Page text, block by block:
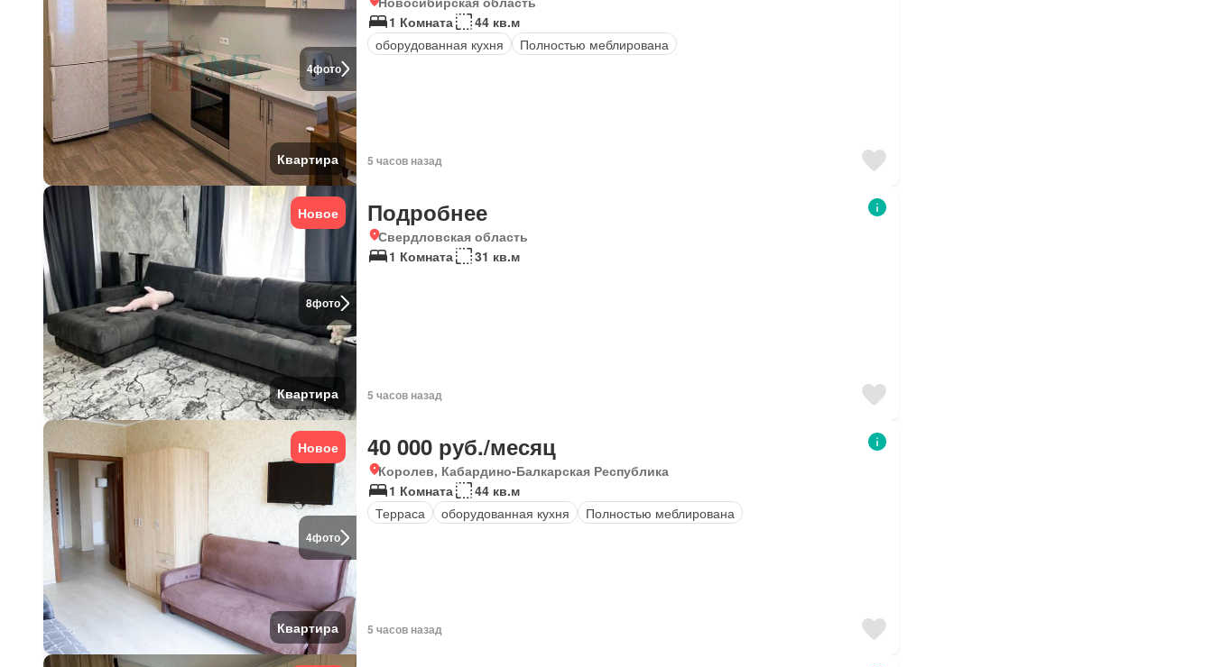
4фото
Квартира
1 Комната
44 кв.м
оборудованная кухня
Полностью меблирована
5 часов назад
8фото
Новое
Квартира
Подробнее
Свердловская область
1 Комната
31 кв.м
5 часов назад
4фото
Новое
Квартира
40 000 руб./месяц
Королев, Кабардино-Балкарская Республика
1 Комната
44 кв.м
Терраса
оборудованная кухня Полностью меблирована
5 часов назад